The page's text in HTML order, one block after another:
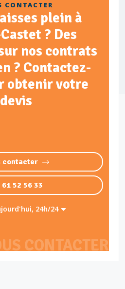
CONTACTER
CONTACTER
plein à
? Des
nos contrats
? Contactez-
obtenir votre
devis
contacter
61 52 56 33
24h/24